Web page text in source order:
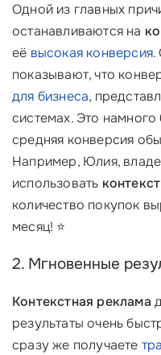
Одной из главных
останавливаются на
её высокая конверсия.
показывают, что
для бизнеса,
системах. Это
средняя конверсия
Например, Юлия,
использовать
количество покупок
месяц! ⭐
2. Мгновенные
Контекстная реклама
результаты очень
сразу же получаете